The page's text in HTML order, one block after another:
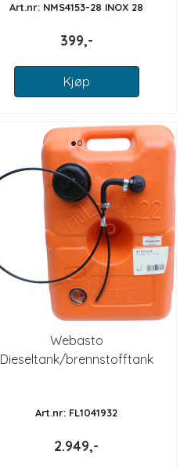
Art.nr: NMS4153-28 INOX 28
399,-
Kjøp
Webasto
Dieseltank/brennstofftank
Art.nr: FL1041932
2.949,-